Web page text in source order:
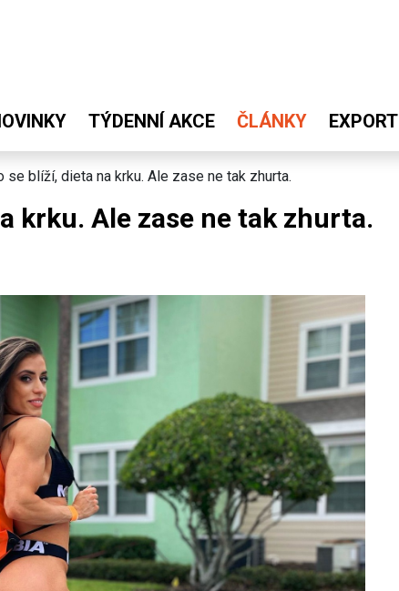
TÝDENNÍ AKCE ČLÁNKY EXPORT
se blíží, dieta na krku. Ale zase ne tak zhurta.
krku. Ale zase ne tak zhurta.